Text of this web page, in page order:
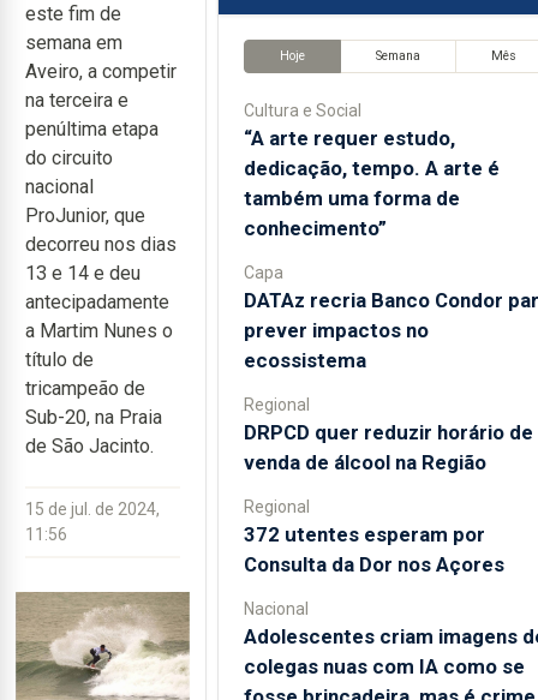
este fim de
semana em
Aveiro, a competir
na terceira e
penúltima etapa
do circuito
nacional
ProJunior, que
decorreu nos dias
13 e 14 e deu
antecipadamente
a Martim Nunes o
título de
tricampeão de
Sub-20, na Praia
de São Jacinto.
15 de jul. de 2024,
11:56
Hoje Semana Mês
Cultura e Social
“A arte requer estudo,
dedicação, tempo. A arte é
também uma forma de
conhecimento”
Capa
DATAz recria Banco Condor
prever impactos no
ecossistema
Regional
DRPCD quer reduzir horário de
venda de álcool na Região
Regional
372 utentes esperam por
Consulta da Dor nos Açores
Nacional
Adolescentes criam imagens
colegas nuas com IA como se